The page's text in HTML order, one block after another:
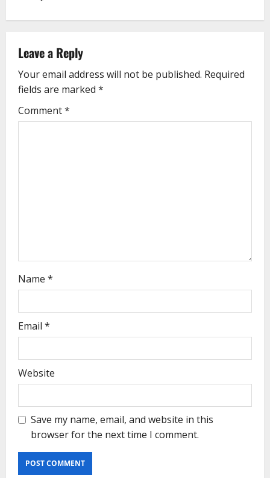
Leave a Reply
Your email address will not be published. Required
fields are marked *
Comment*
Name *
Email *
Website
Save my name, email, and website in this
browser for the next time I comment.